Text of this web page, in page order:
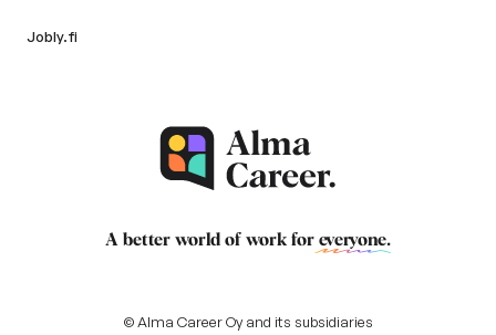
Jobly.fi
A better world of work for everyone.
© Alma Career Oy and its subsidiaries